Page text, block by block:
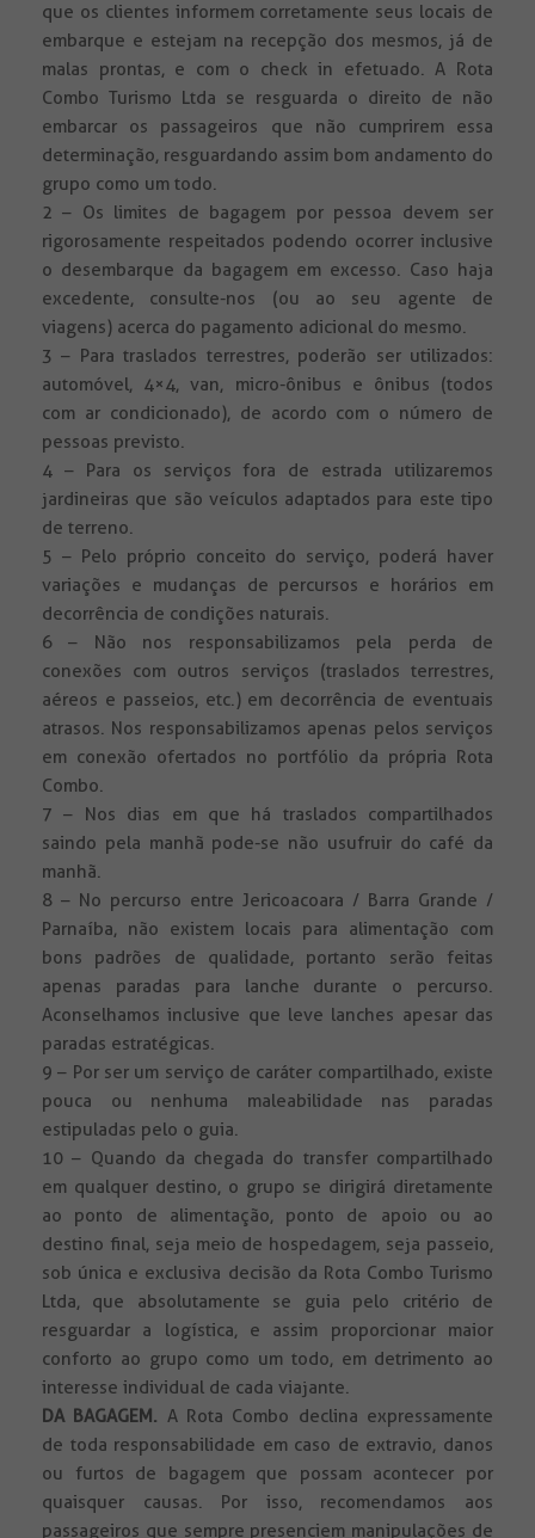
que os clientes informem corretamente seus locais de
embarque e estejam na recepção dos mesmos, já de
malas prontas, e com o check in efetuado. A Rota
Combo Turismo Ltda se resguarda o direito de não
embarcar os passageiros que não cumprirem essa
determinação, resguardando assim bom andamento do
grupo como um todo.
2 – Os limites de bagagem por pessoa devem ser
rigorosamente respeitados podendo ocorrer inclusive
o desembarque da bagagem em excesso. Caso haja
excedente, consulte-nos (ou ao seu agente de
viagens) acerca do pagamento adicional do mesmo.
3 – Para traslados terrestres, poderão ser utilizados:
automóvel, 4×4, van, micro-ônibus e ônibus (todos
com ar condicionado), de acordo com o número de
pessoas previsto.
4 – Para os serviços fora de estrada utilizaremos
jardineiras que são veículos adaptados para este tipo
de terreno.
5 – Pelo próprio conceito do serviço, poderá haver
variações e mudanças de percursos e horários em
decorrência de condições naturais.
6 – Não nos responsabilizamos pela perda de
conexões com outros serviços (traslados terrestres,
aéreos e passeios, etc.) em decorrência de eventuais
atrasos. Nos responsabilizamos apenas pelos serviços
em conexão ofertados no portfólio da própria Rota
Combo.
7 – Nos dias em que há traslados compartilhados
saindo pela manhã pode-se não usufruir do café da
manhã.
8 – No percurso entre Jericoacoara / Barra Grande /
Parnaíba, não existem locais para alimentação com
bons padrões de qualidade, portanto serão feitas
apenas paradas para lanche durante o percurso.
Aconselhamos inclusive que leve lanches apesar das
paradas estratégicas.
9 – Por ser um serviço de caráter compartilhado, existe
pouca ou nenhuma maleabilidade nas paradas
estipuladas pelo o guia.
10 – Quando da chegada do transfer compartilhado
em qualquer destino, o grupo se dirigirá diretamente
ao ponto de alimentação, ponto de apoio ou ao
destino final, seja meio de hospedagem, seja passeio,
sob única e exclusiva decisão da Rota Combo Turismo
Ltda, que absolutamente se guia pelo critério de
resguardar a logística, e assim proporcionar maior
conforto ao grupo como um todo, em detrimento ao
interesse individual de cada viajante.
DA BAGAGEM. A Rota Combo declina expressamente
de toda responsabilidade em caso de extravio, danos
ou furtos de bagagem que possam acontecer por
quaisquer causas. Por isso, recomendamos aos
passageiros que sempre presenciem manipulações de